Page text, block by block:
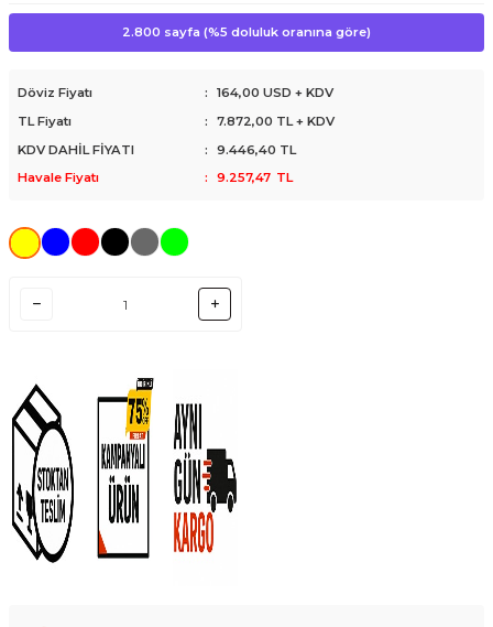
2.800 sayfa (%5 doluluk oranına göre)
Döviz Fiyatı :
164,00 USD + KDV
TL Fiyatı
: 7.872,00 TL + KDV
KDV DAHİL FİYATI
: 9.446,40 TL
Havale Fiyatı
: 9.257,47 TL